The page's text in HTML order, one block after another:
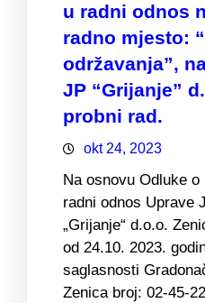
u radni odnos
radno mjesto:
održavanja”,
JP “Grijanje”
probni rad.
okt 24, 2023
Na osnovu Odluke
radni odnos Uprave
„Grijanje“ d.o.o.
od 24.10. 2023.
saglasnosti
Zenica broj: 02-45-